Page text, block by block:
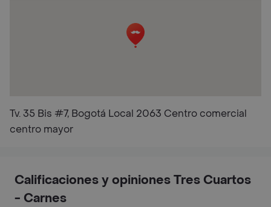
Tv. 35 Bis #7, Bogotá Local 2063 Centro comercial
centro mayor
Calificaciones y opiniones Tres Cuartos
- Carnes